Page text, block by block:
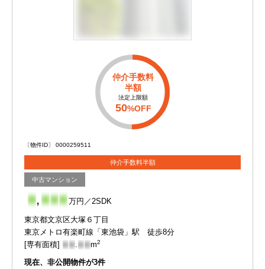
仲介手数料
半額
法定上限額
50%OFF
〔物件ID〕 0000259511
仲介手数料半額
中古マンション
- ,- - - 万円／2SDK
東京都文京区大塚６丁目
東京メトロ有楽町線「東池袋」駅 徒歩8分
[専有面積] - - .- - m2
現在、非公開物件が3件